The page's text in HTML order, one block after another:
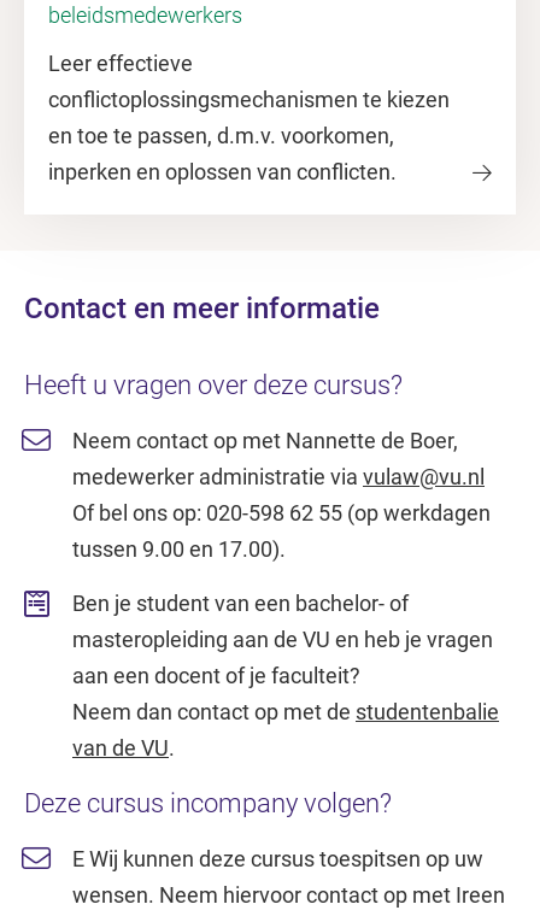
beleidsmedewerkers
Leer effectieve
conflictoplossingsmechanismen te kiezen
en toe te passen, d.m.v. voorkomen,
inperken en oplossen van conflicten.
Contact en meer informatie
Heeft u vragen over deze cursus?
Neem contact op met Nannette de Boer,
medewerker administratie via vulaw@vu.nl
Of bel ons op: 020-598 62 55 (op werkdagen
tussen 9.00 en 17.00).
Ben je student van een bachelor- of
masteropleiding aan de VU en heb je vragen
aan een docent of je faculteit?
Neem dan contact op met de studentenbalie
van de VU.
Deze cursus incompany volgen?
E Wij kunnen deze cursus toespitsen op uw
wensen. Neem hiervoor contact op met Ireen